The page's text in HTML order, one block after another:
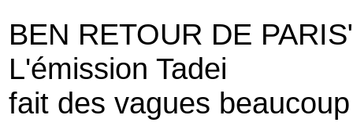
BEN RETOUR DE
L'émission Tadei
fait des vagues